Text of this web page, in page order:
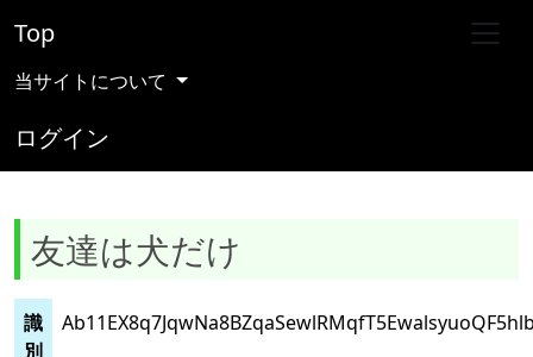
Top
当サイトについて
ログイン
友達は犬だけ
識
別